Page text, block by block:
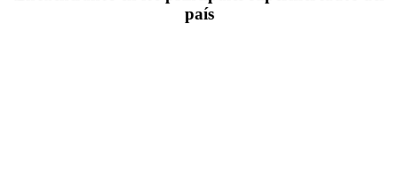
país